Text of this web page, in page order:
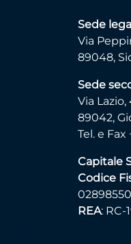
Sede
Via
89048,
Sede
Via Lazio,
89042,
Tel. e Fax
Capitale
Codice
REA: RC-